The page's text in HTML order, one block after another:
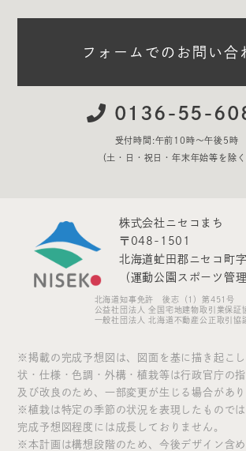
フォームでのお問い合
0136-55-
受付時間:午前10時〜午後5時
（土・日・祝日・年末年始等を除く
株式会社ニセコまち
〒048-1501
北海道虻田郡ニセコ町
（運動公園スポーツ管
北海道知事免許 後志（1）第451号
公益社団法⼈ 全国宅地建物取引業保証
一般社団法人 北海道不動産公正取引協
※掲載の完成予想図は、図面を基に描き起こ
状・仕様・色調・外構・植栽等は行政官庁の
及び改良のため、一部変更が生じる場合があり
※植栽は特定の季節の状況を表現したもので
完成予想図程度には成長しておりません。
※本計画は構想段階のため、今後デザイン含